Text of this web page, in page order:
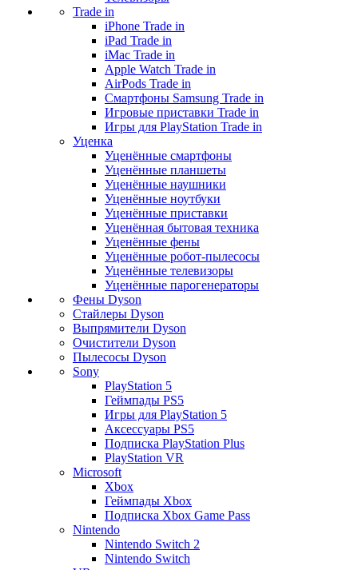
Trade in
iPhone Trade in
iPad Trade in
iMac Trade in
Apple Watch Trade in
AirPods Trade in
Смартфоны Samsung Trade in
Игровые приставки Trade in
Игры для PlayStation Trade in
Уценка
Уценённые смартфоны
Уценённые планшеты
Уценённые наушники
Уценённые ноутбуки
Уценённые приставки
Уценённая бытовая техника
Уценённые фены
Уценённые робот-пылесосы
Уценённые телевизоры
Уценённые парогенераторы
Фены Dyson
Стайлеры Dyson
Выпрямители Dyson
Очистители Dyson
Пылесосы Dyson
Sony
PlayStation 5
Геймпады PS5
Игры для PlayStation 5
Аксессуары PS5
Подписка PlayStation Plus
PlayStation VR
Microsoft
Xbox
Геймпады Xbox
Подписка Xbox Game Pass
Nintendo
Nintendo Switch 2
Nintendo Switch